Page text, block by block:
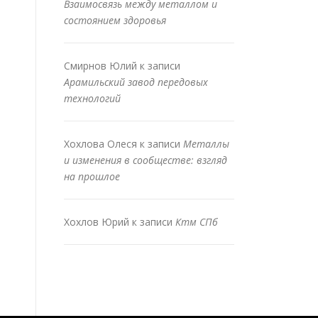
Взаимосвязь между металлом и
состоянием здоровья
Смирнов Юлий к записи
Арамильский завод передовых
технологий
Хохлова Олеся к записи Металлы
и изменения в сообществе: взгляд
на прошлое
Хохлов Юрий к записи Ктм СПб